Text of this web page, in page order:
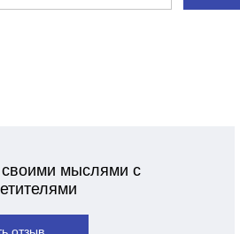
мыслями с